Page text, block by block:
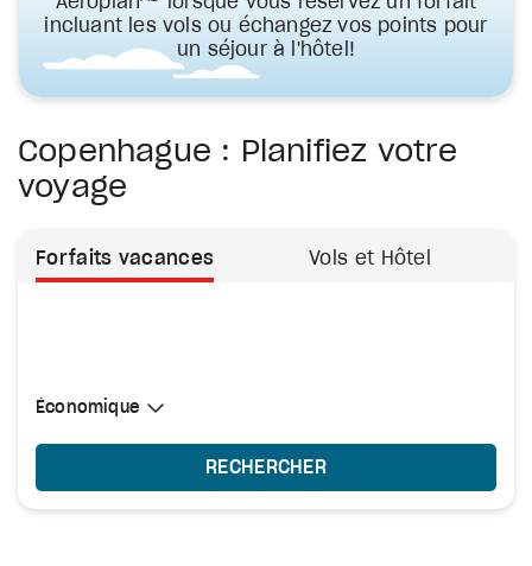
incluant les vols ou échangez vos points pour
un séjour à l'hôtel!
Copenhague : Planifiez votre
voyage
Forfaits vacances Vols et Hôtel
Sélectionner une cabine
Économique
Économique
RECHERCHER